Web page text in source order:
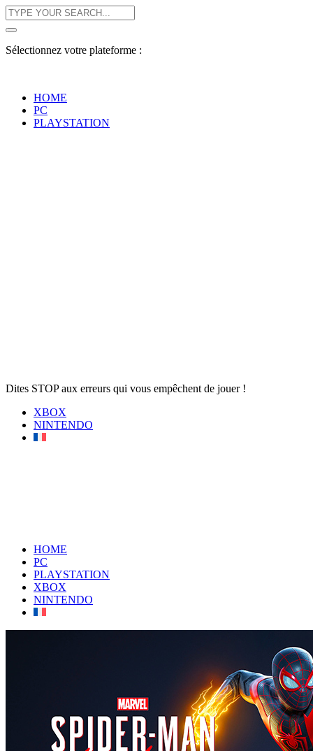
Sélectionnez votre plateforme :
HOME
PC
PLAYSTATION
Dites STOP aux erreurs qui vous empêchent de jouer !
XBOX
NINTENDO
HOME
PC
PLAYSTATION
XBOX
NINTENDO